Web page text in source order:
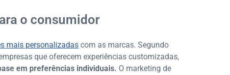
o consumidor
mais personalizadas com as marcas. Segundo
que oferecem experiências customizadas,
em preferências individuais. O marketing de